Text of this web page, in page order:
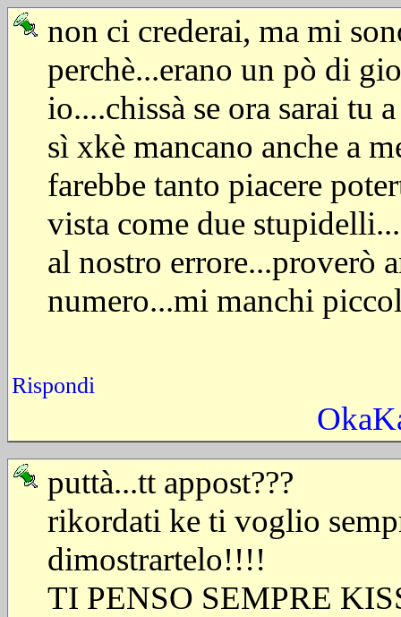
non ci crederai, ma mi
perchè...erano un pò di
io....chissà se ora sarai tu
sì xkè mancano anche a
farebbe tanto piacere
vista come due
al nostro errore...proverò
numero...mi manchi
Rispondi
puttà...tt appost???
rikordati ke ti voglio
dimostrartelo!!!!
TI PENSO SEMPRE